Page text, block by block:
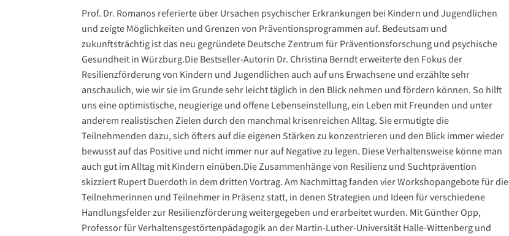
Prof. Dr. Romanos referierte über Ursachen psychischer Erkrankungen bei Kindern und Jugendlichen
und zeigte Möglichkeiten und Grenzen von Präventionsprogrammen auf. Bedeutsam und
zukunftsträchtig ist das neu gegründete Deutsche Zentrum für Präventionsforschung und psychische
Gesundheit in Würzburg.Die Bestseller-Autorin Dr. Christina Berndt erweiterte den Fokus der
Resilienzförderung von Kindern und Jugendlichen auch auf uns Erwachsene und erzählte sehr
anschaulich, wie wir sie im Grunde sehr leicht täglich in den Blick nehmen und fördern können. So hilft
uns eine optimistische, neugierige und offene Lebenseinstellung, ein Leben mit Freunden und unter
anderem realistischen Zielen durch den manchmal krisenreichen Alltag. Sie ermutigte die
Teilnehmenden dazu, sich öfters auf die eigenen Stärken zu konzentrieren und den Blick immer wieder
bewusst auf das Positive und nicht immer nur auf Negative zu legen. Diese Verhaltensweise könne man
auch gut im Alltag mit Kindern einüben.Die Zusammenhänge von Resilienz und Suchtprävention
skizziert Rupert Duerdoth in dem dritten Vortrag. Am Nachmittag fanden vier Workshopangebote für die
Teilnehmerinnen und Teilnehmer in Präsenz statt, in denen Strategien und Ideen für verschiedene
Handlungsfelder zur Resilienzförderung weitergegeben und erarbeitet wurden. Mit Günther Opp,
Professor für Verhaltensgestörtenpädagogik an der Martin-Luther-Universität Halle-Wittenberg und